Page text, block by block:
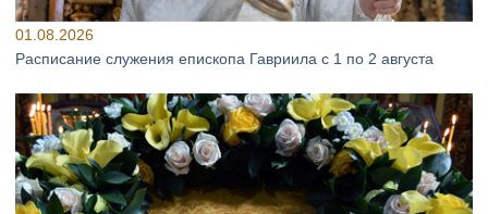
01.08.2026
Расписание служения епископа Гавриила с 1 по 2 августа